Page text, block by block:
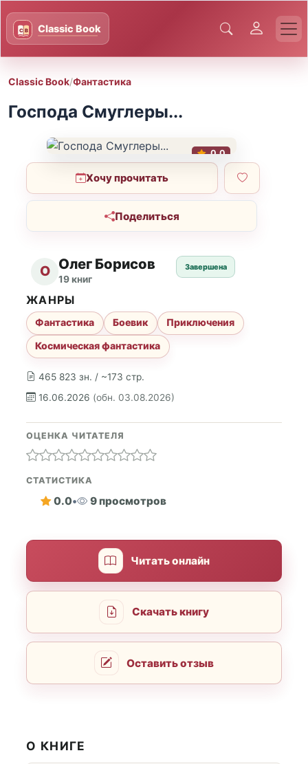
Classic Book/Фантастика
Господа Смуглеры...
0.0
Хочу прочитать
Поделиться
О Олег Борисов
19 книг
Завершена
465 823 зн. / ~173 стр.
16.06.2026 (обн. 03.08.2026)
ЖАНРЫ
Фантастика Боевик
Приключения
Космическая фантастика
ОЦЕНКА ЧИТАТЕЛЯ
СТАТИСТИКА
0.0• 9 просмотров
Читать онлайн
Скачать книгу
Оставить отзыв
О КНИГЕ